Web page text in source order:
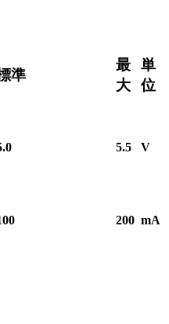
準
最
大
単
位
5.5 V
200 mA